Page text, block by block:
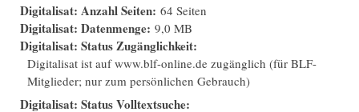
Digitalisat: Anzahl Seiten: 64 Seiten
Digitalisat: Datenmenge: 9,0 MB
Digitalisat: Status Zugänglichkeit:
Digitalisat ist auf www.blf-online.de zugänglich (für BLF-
Mitglieder; nur zum persönlichen Gebrauch)
Digitalisat: Status Volltextsuche: